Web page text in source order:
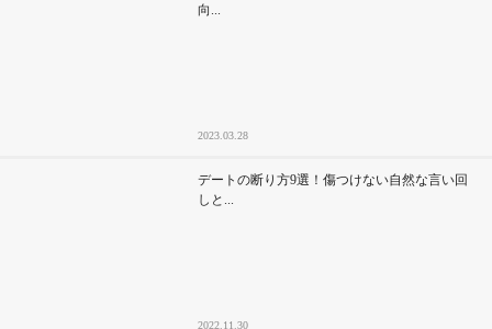
向...
2023.03.28
デートの断り方9選！傷つけない自然な言い回
しと...
2022.11.30